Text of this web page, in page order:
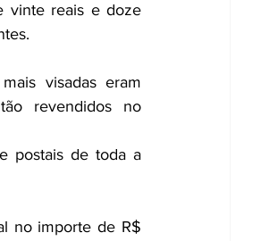
vinte reais e doze
visadas eram
revendidos no
postais de toda a